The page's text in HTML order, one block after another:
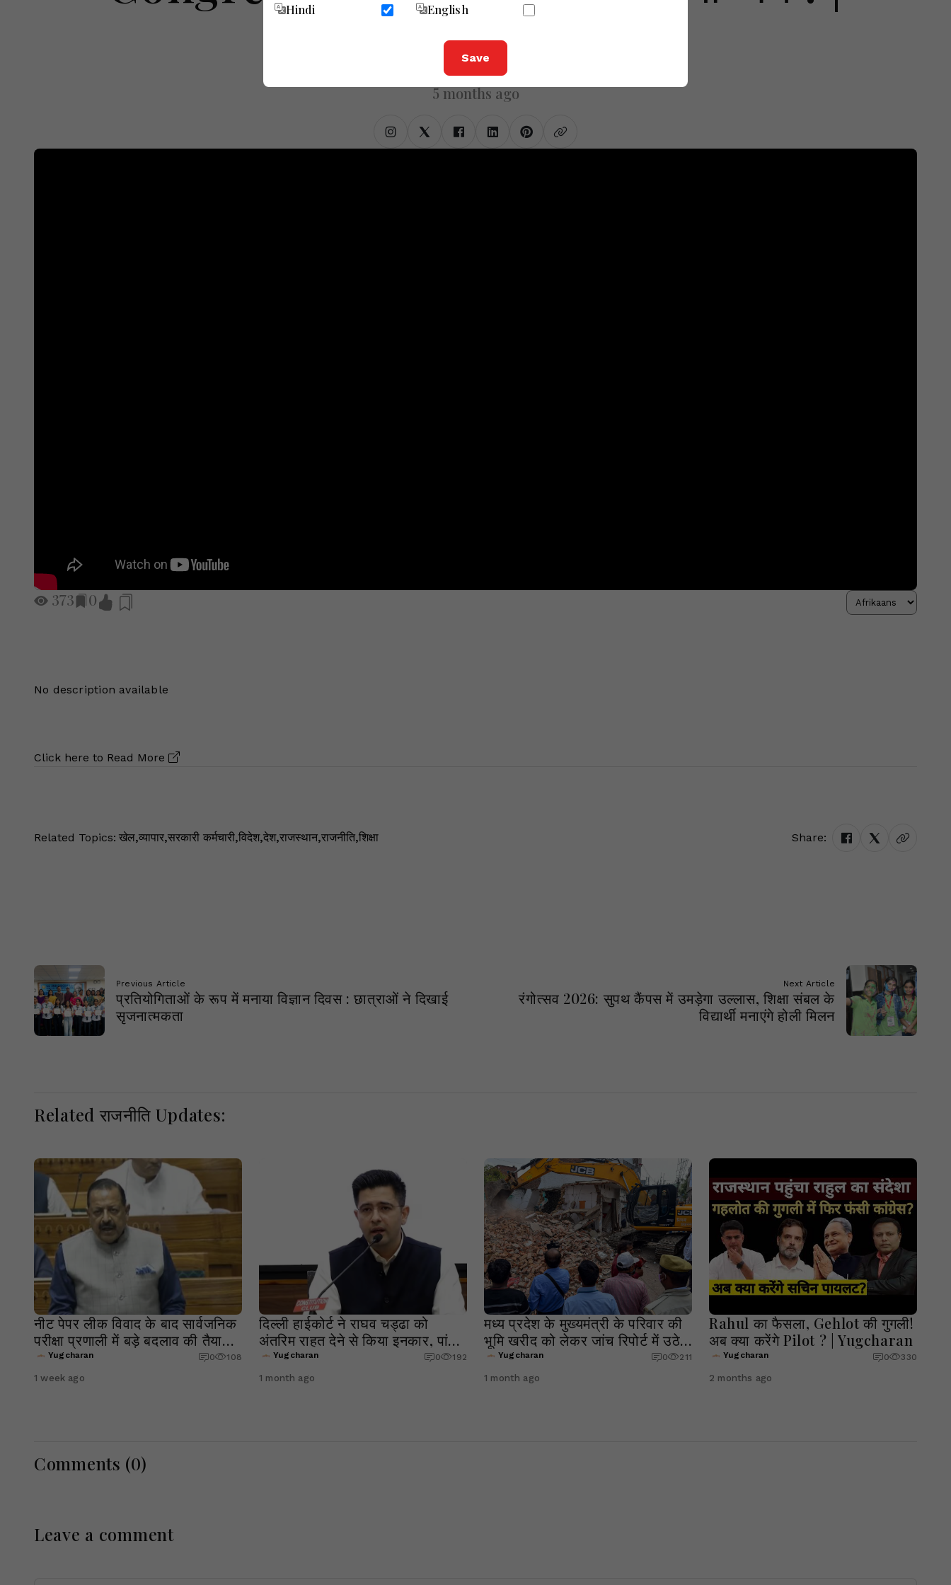
Hindi English
Save
Yugcharan
Yugcharan
5 months ago
373 0
No description available
Click here to Read More
Related Topics: खेल,व्यापार,सरकारी कर्मचारी,विदेश,देश,राजस्थान,राजनीति,शिक्षा Share:
Previous Article
प्रतियोगिताओं के रूप में मनाया विज्ञान दिवस : छात्राओं ने दिखाई
सृजनात्मकता
Next Article
रंगोत्सव 2026: सुपथ कैंपस में उमड़ेगा उल्लास, शिक्षा संबल के
विद्यार्थी मनाएंगे होली मिलन
Related राजनीति Updates:
नीट पेपर लीक विवाद के बाद सार्वजनिक
परीक्षा प्रणाली में बड़े बदलाव की तैयारी,
संसद में संशोधन विधेयक पेश
Yugcharan 0 108
1 week ago
दिल्ली हाईकोर्ट ने राघव चड्ढा को
अंतरिम राहत देने से किया इनकार, पांच
सोशल मीडिया पोस्ट हटाने के दिए निर्देश
Yugcharan 0 192
1 month ago
मध्य प्रदेश के मुख्यमंत्री के परिवार की
भूमि खरीद को लेकर जांच रिपोर्ट में उठे
सवाल
Yugcharan 0 211
1 month ago
Rahul का फैसला, Gehlot की गुगली!
अब क्या करेंगे Pilot ? | Yugcharan
Yugcharan 0 330
2 months ago
Comments (0)
Leave a comment